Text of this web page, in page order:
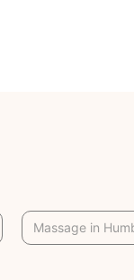
Massage in